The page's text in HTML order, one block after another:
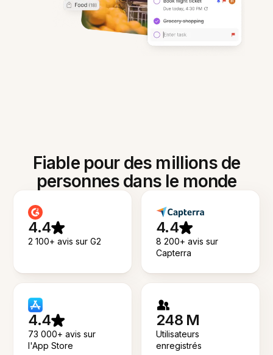
Fiable pour des millions de
personnes dans le monde
4.4
2 100+ avis sur G2
4.4
8 200+ avis sur
Capterra
4.4
73 000+ avis sur
l'App Store
248 M
Utilisateurs
enregistrés